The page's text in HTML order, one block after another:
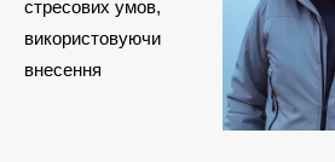
стресових умов,
використовуючи
внесення